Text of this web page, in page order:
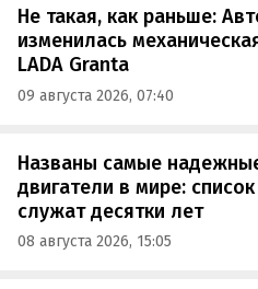
Не такая, как раньше:
изменилась
LADA Granta
09 августа 2026, 07:40
Названы самые
двигатели в мире:
служат десятки лет
08 августа 2026, 15:05